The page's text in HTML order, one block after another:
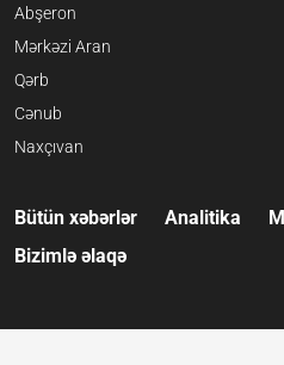
Abşeron
Mərkəzi Aran
Qərb
Cənub
Naxçıvan
Bütün xəbərlər Analitika
Bizimlə əlaqə